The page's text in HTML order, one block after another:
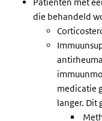
die behandeld
medicatie
langer. Dit